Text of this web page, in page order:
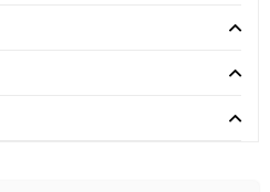
/ Göğüs : 80 cm / Bel : 61 cm